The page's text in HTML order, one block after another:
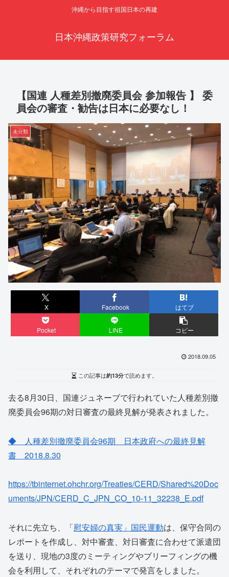
沖縄から目指す祖国日本の再建
日本沖縄政策研究フォーラム
【国連 人種差別撤廃委員会 参加報告 】 委
員会の審査・勧告は日本に必要なし！
未分類
X Facebook はてブ
Pocket LINE コピー
2018.09.05
この記事は約13分で読めます。
去る8月30日、国連ジュネーブで行われていた人種差別撤
廃委員会96期の対日審査の最終見解が発表されました。
◆ 人種差別撤廃委員会96期 日本政府への最終見解
書 2018.8.30
https://tbinternet.ohchr.org/Treaties/CERD/Shared%20Doc
uments/JPN/CERD_C_JPN_CO_10-11_32238_E.pdf
それに先立ち、「慰安婦の真実」国民運動は、保守合同の
レポートを作成し、対中審査、対日審査に合わせて派遣団
を送り、現地の3度のミーティングやブリーフィングの機
会を利用して、それぞれのテーマで発言をしました。